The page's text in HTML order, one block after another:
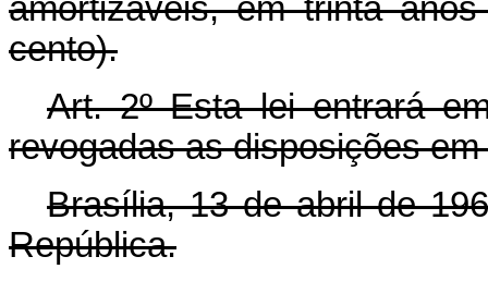
amortizáveis, em trinta
cento).
Art. 2º Esta lei entrará
revogadas as disposições
Brasília, 13 de abril de
República.